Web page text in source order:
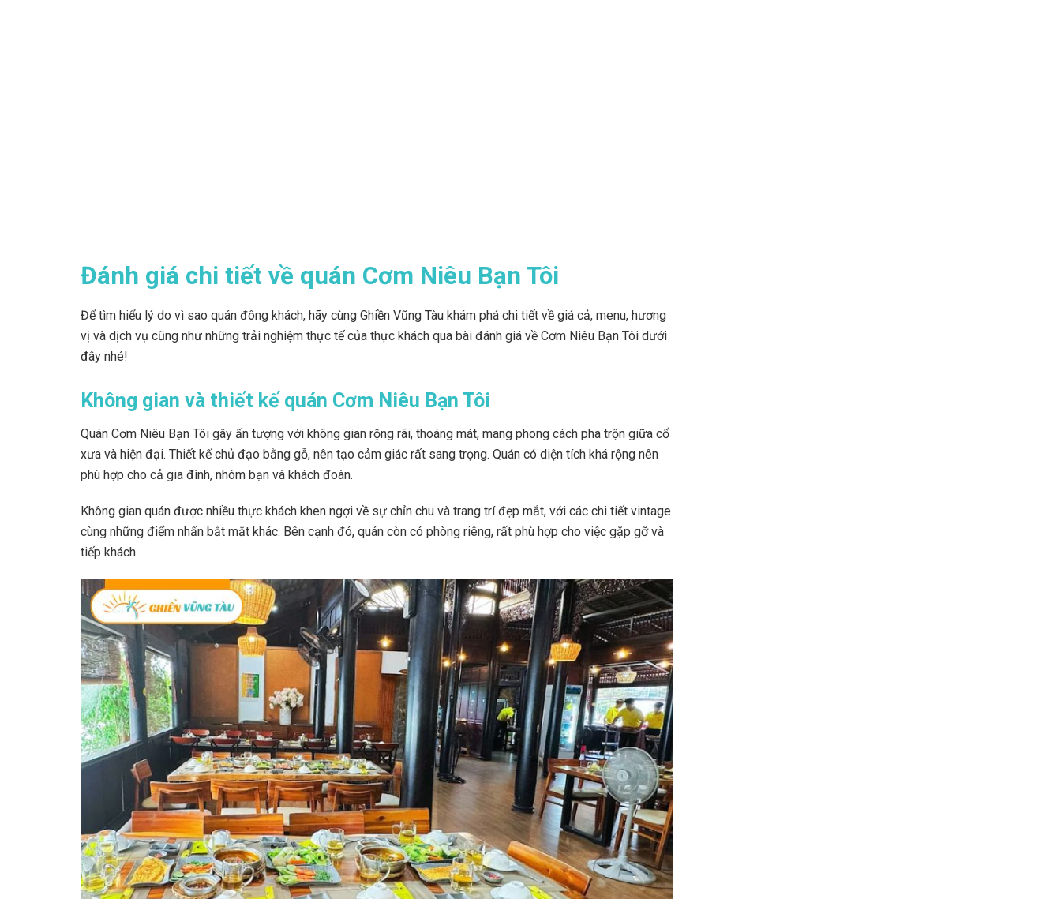
Đánh giá chi tiết về quán Cơm Niêu Bạn Tôi
Để tìm hiểu lý do vì sao quán đông khách, hãy cùng Ghiền Vũng Tàu khám phá chi tiết về giá cả, menu, hương
vị và dịch vụ cũng như những trải nghiệm thực tế của thực khách qua bài đánh giá về Cơm Niêu Bạn Tôi dưới
đây nhé!
Không gian và thiết kế quán Cơm Niêu Bạn Tôi
Quán Cơm Niêu Bạn Tôi gây ấn tượng với không gian rộng rãi, thoáng mát, mang phong cách pha trộn giữa cổ
xưa và hiện đại. Thiết kế chủ đạo bằng gỗ, nên tạo cảm giác rất sang trọng. Quán có diện tích khá rộng nên
phù hợp cho cả gia đình, nhóm bạn và khách đoàn.
Không gian quán được nhiều thực khách khen ngợi về sự chỉn chu và trang trí đẹp mắt, với các chi tiết vintage
cùng những điểm nhấn bắt mắt khác. Bên cạnh đó, quán còn có phòng riêng, rất phù hợp cho việc gặp gỡ và
tiếp khách.